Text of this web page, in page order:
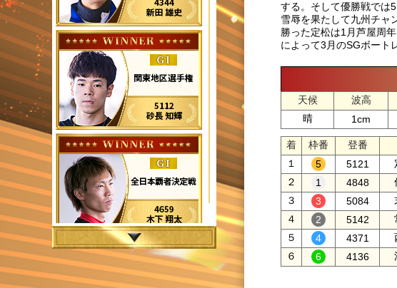
する。そして優勝戦では
雪辱を果たして九州チャ
勝った定松は1月芦屋周
によって3月のSGボート
天候
波高
晴
1cm
着 枠番 登番
１
5121
２
4848
３
5084
４
5142
５
4371
６
4136